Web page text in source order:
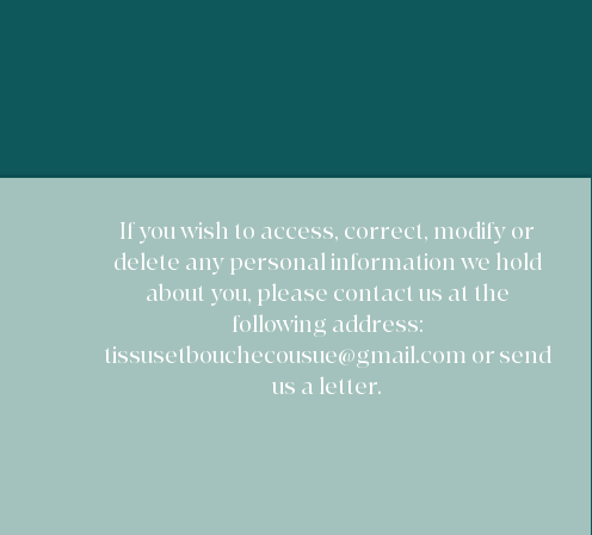
​If you wish to access, correct, modify or
delete any personal information we hold
about you, please contact us at the
following address:
tissusetbouchecousue@gmail.com or send
us a letter.